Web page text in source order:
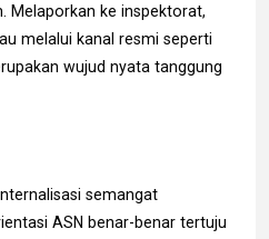
Melaporkan ke inspektorat,
melalui kanal resmi seperti
wujud nyata tanggung
semangat
ASN benar-benar tertuju